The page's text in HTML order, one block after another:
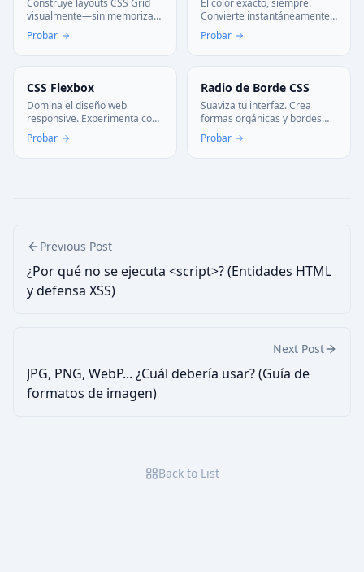
Construye layouts CSS Grid
visualmente—sin memorizar
sintaxis. Configura columnas,
filas, gaps, alineación, y
limpio.
Probar
El color exacto, siempre.
Convierte instantáneamente
entre HEX, RGB y HSL para
tus diseños. Copia el código
Probar
CSS Flexbox
Domina el diseño web
responsive. Experimenta con
Flexbox visualmente y genera
el código perfecto para tus
Probar
Radio de Borde CSS
Suaviza tu interfaz. Crea
formas orgánicas y bordes
redondeados avanzados con
control total. Genera CSS
Probar
Previous Post
¿Por qué no se ejecuta <script>? (Entidades HTML
y defensa XSS)
Next Post
JPG, PNG, WebP... ¿Cuál debería usar? (Guía de
formatos de imagen)
Back to List